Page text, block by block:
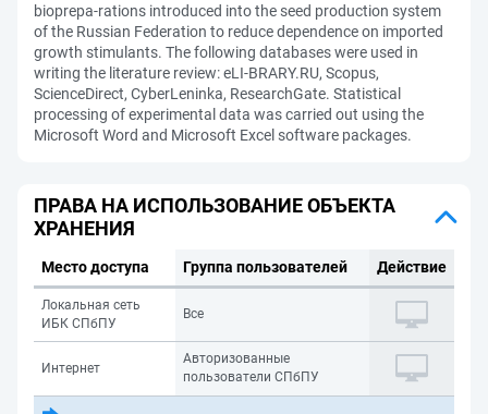
bioprepa-rations introduced into the seed production system
of the Russian Federation to reduce dependence on imported
growth stimulants. The following databases were used in
writing the literature review: eLI-BRARY.RU, Scopus,
ScienceDirect, CyberLeninka, ResearchGate. Statistical
processing of experimental data was carried out using the
Microsoft Word and Microsoft Excel software packages.
ПРАВА НА ИСПОЛЬЗОВАНИЕ ОБЪЕКТА
ХРАНЕНИЯ
Место доступа Группа пользователей Действие
Локальная сеть
ИБК СПбПУ
Все
Интернет
Авторизованные
пользователи СПбПУ